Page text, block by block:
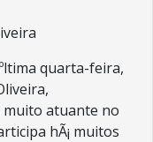
quarta-feira,
muito atuante no
hÃ¡ muitos